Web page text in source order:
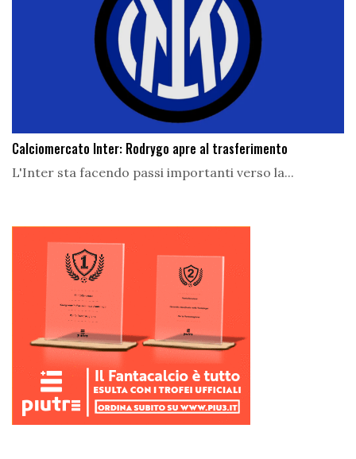
Calciomercato Inter: Rodrygo apre al trasferimento
L'Inter sta facendo passi importanti verso la...